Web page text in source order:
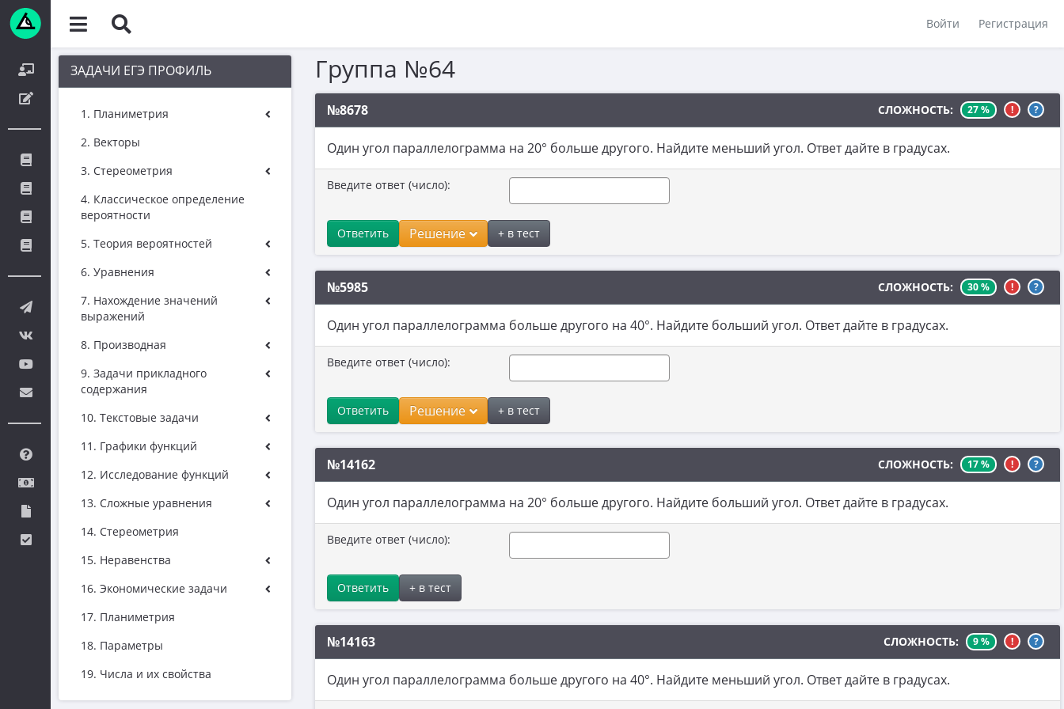
Войти Регистрация
ЗАДАЧИ ЕГЭ ПРОФИЛЬ
1. Планиметрия
2. Векторы
3. Стереометрия
4. Классическое определение
вероятности
5. Теория вероятностей
6. Уравнения
7. Нахождение значений
выражений
8. Производная
9. Задачи прикладного
содержания
10. Текстовые задачи
11. Графики функций
12. Исследование функций
13. Сложные уравнения
14. Стереометрия
15. Неравенства
16. Экономические задачи
17. Планиметрия
18. Параметры
19. Числа и их свойства
Группа №64
№8678 СЛОЖНОСТЬ: 27 % ! ?
Один угол параллелограмма на 20° больше другого. Найдите меньший угол. Ответ дайте в градусах.
Введите ответ (число):
Ответить Решение + в тест
№5985 СЛОЖНОСТЬ: 30 % ! ?
Один угол параллелограмма больше другого на 40°. Найдите больший угол. Ответ дайте в градусах.
Введите ответ (число):
Ответить Решение + в тест
№14162 СЛОЖНОСТЬ: 17 % ! ?
Один угол параллелограмма на 20° больше другого. Найдите больший угол. Ответ дайте в градусах.
Введите ответ (число):
Ответить + в тест
№14163 СЛОЖНОСТЬ: 9 % ! ?
Один угол параллелограмма больше другого на 40°. Найдите меньший угол. Ответ дайте в градусах.